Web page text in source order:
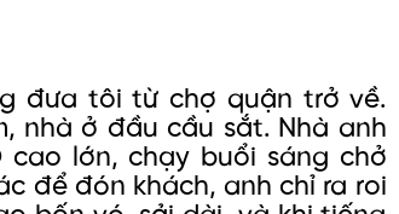
đưa tôi từ chợ quận trở về.
nhà ở đầu cầu sắt. Nhà anh
lớn, chạy buổi sáng chở
để đón khách, anh chỉ ra roi